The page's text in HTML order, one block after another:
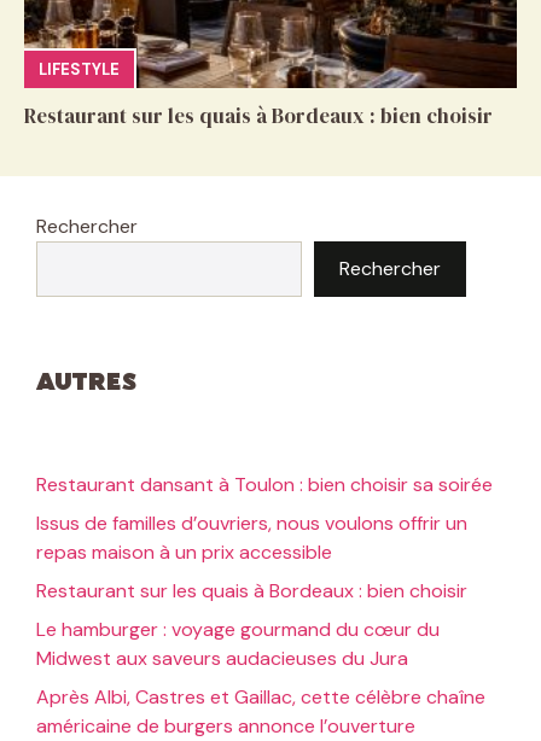
LIFESTYLE
Restaurant sur les quais à Bordeaux : bien choisir
Rechercher
Rechercher
Autres
Restaurant dansant à Toulon : bien choisir sa soirée
Issus de familles d’ouvriers, nous voulons offrir un
repas maison à un prix accessible
Restaurant sur les quais à Bordeaux : bien choisir
Le hamburger : voyage gourmand du cœur du
Midwest aux saveurs audacieuses du Jura
Après Albi, Castres et Gaillac, cette célèbre chaîne
américaine de burgers annonce l’ouverture